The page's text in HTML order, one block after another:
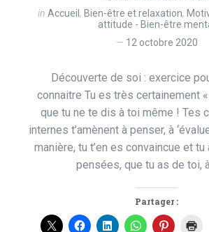
in Accueil , Bien-être et relaxation,
attitude - Bien-être
12 octobre 2020
Découverte de soi : exercice
connaitre Tu es très certainement
que tu ne te dis à toi même ! Tes
internes t’amènent à penser, à
manière, tu t’en es convaincue et
pensées, que tu as de toi, à
Partager :